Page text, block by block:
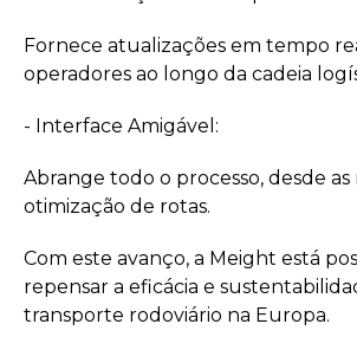
Fornece atualizações em tempo
operadores ao longo da cadeia
- Interface Amigável:
Abrange todo o processo, desde as
otimização de rotas.
Com este avanço, a Meight está
repensar a eficácia e
transporte rodoviário na Europa.